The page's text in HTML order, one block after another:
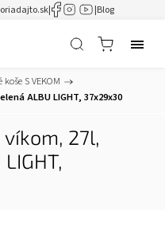
| |Blog
koše S VEKOM /
ALBU LIGHT, 37x29x30
27l,